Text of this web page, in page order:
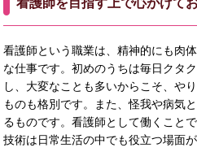
看護師を目指す上で心がけて
看護師という職業は、精神的にも肉
な仕事です。初めのうちは毎日クタ
し、大変なことも多いからこそ、や
ものも格別です。また、怪我や病気
るものです。看護師として働くこと
技術は日常生活の中でも役立つ場面が